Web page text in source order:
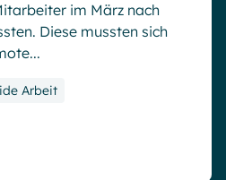
im März nach
Diese mussten sich
Arbeit